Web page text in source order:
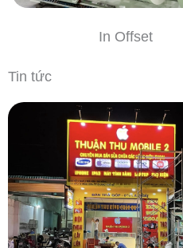
In Offset
Tin tức